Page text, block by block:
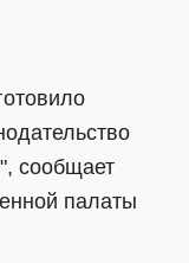
сообщает
палаты